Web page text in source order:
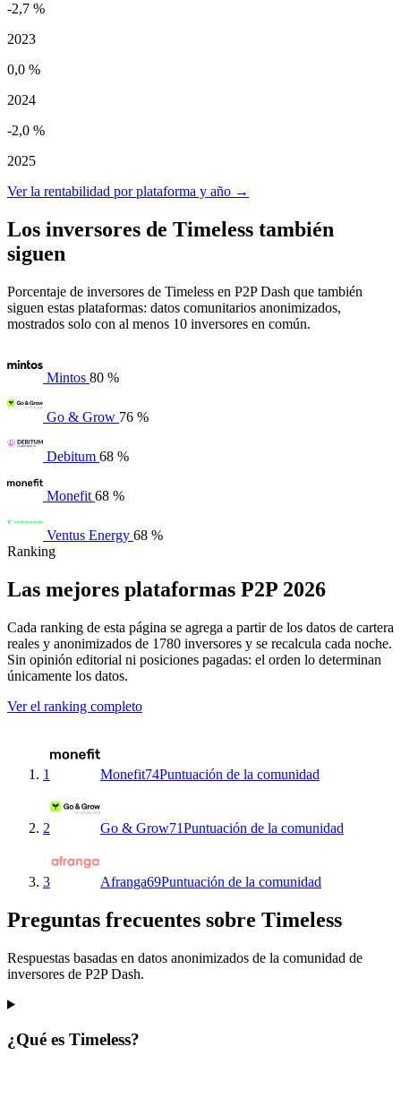
-2,7 %
2023
0,0 %
2024
-2,0 %
2025
Ver la rentabilidad por plataforma y año →
Los inversores de Timeless también
siguen
Porcentaje de inversores de Timeless en P2P Dash que también
siguen estas plataformas: datos comunitarios anonimizados,
mostrados solo con al menos 10 inversores en común.
Mintos 80 %
Go & Grow 76 %
Debitum 68 %
Monefit 68 %
Ventus Energy 68 %
Ranking
Las mejores plataformas P2P 2026
Cada ranking de esta página se agrega a partir de los datos de cartera
reales y anonimizados de 1780 inversores y se recalcula cada noche.
Sin opinión editorial ni posiciones pagadas: el orden lo determinan
únicamente los datos.
Ver el ranking completo
1 Monefit74Puntuación de la comunidad
2 Go & Grow71Puntuación de la comunidad
3 Afranga69Puntuación de la comunidad
Preguntas frecuentes sobre Timeless
Respuestas basadas en datos anonimizados de la comunidad de
inversores de P2P Dash.
¿Qué es Timeless?